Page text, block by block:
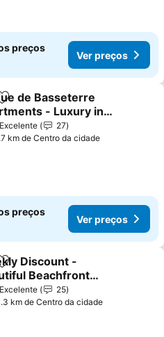
preços
Ver preços
Adicionar aos favoritos
de Basseterre
- Luxury in
Excelente
27
km de Centro da cidade
preços
Ver preços
Adicionar aos favoritos
Discount -
Beachfront
(for Our 5
See#3535163)
Excelente
25
km de Centro da cidade